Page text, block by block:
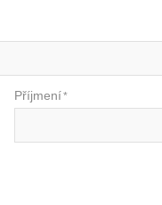
Příjmení*